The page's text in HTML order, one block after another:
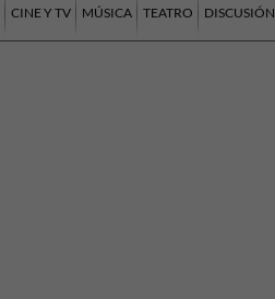
CINE Y TV MÚSICA TEATRO DISCUSIÓN